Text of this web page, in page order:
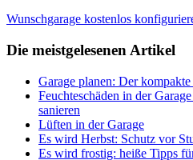
Wunschgarage kostenlos
Die meistgelesenen Artikel
Garage planen: Der
Feuchteschäden in der
sanieren
Lüften in der Garage
Es wird Herbst: Schutz vor
Es wird frostig: heiße Tipps